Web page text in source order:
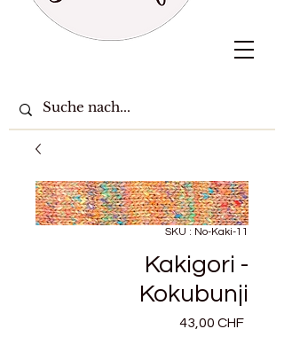
SKU : No-Kaki-11
Kakigori -
Kokubunji
43,00 CHFPrix